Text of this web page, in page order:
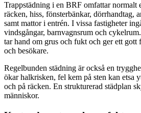
Trappstädning i en BRF omfattar normalt
räcken, hiss, fönsterbänkar, dörrhandtag,
samt mattor i entrén. I vissa fastigheter
vindsgångar, barnvagnsrum och
tar hand om grus och fukt och ger ett gott
och besökare.
Regelbunden städning är också en
ökar halkrisken, fel kem på sten kan etsa
och på räcken. En strukturerad städplan
människor.